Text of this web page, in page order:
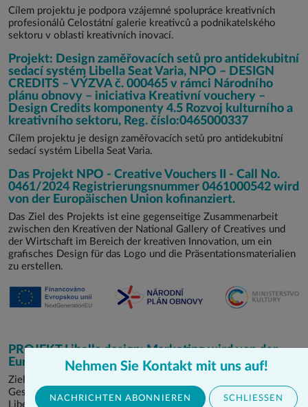
Cílem projektu je podpora vzájemné spolupráce kreativních
profesionálů Celostátní galerie kreativců a podnikatelského
sektoru v oblasti kreativních inovací.
Projekt: Design zaměřovacích setů pro antidekubitní
sedací systém Libella Seat Varia, NPO – DESIGN
CREDITS – VÝZVA č. 000465 v rámci Národního
plánu obnovy – iniciativa Kreativní vouchery –
Design Credits komponenty 4.5 Rozvoj kulturního a
kreativního sektoru, Reg. číslo:0465000337
Cílem projektu je design zaměřovacích setů pro antidekubitní
sedací systém Libella Seat Varia.
Das Projekt NPO - Creative Vouchers II - Call No.
0461/2024 Registrierungsnummer 0461000542 wird
von der Europäischen Union kofinanziert.
Das Ziel des Projekts ist eine gegenseitige Zusammenarbeit
zwischen den Kreativen der National Gallery of Creatives und
der Wirtschaft im Bereich der kreativen Innovation, um ein
grafisches Design für das Logo und die Präsentationsmaterialien
zu erstellen.
PROJEKT Libella design: Marketing wird von der
Europäischen Union kofinanziert.
Ziel des Projekts ist die Steigerung des Absatzes von
Gesundheits- und Beschäftigungstherapie-Hilfsmitteln von
Libella design s.r.o.
Nehmen Sie Kontakt mit uns auf!
NACHRICHTEN ABONNIEREN SCHLIESSEN